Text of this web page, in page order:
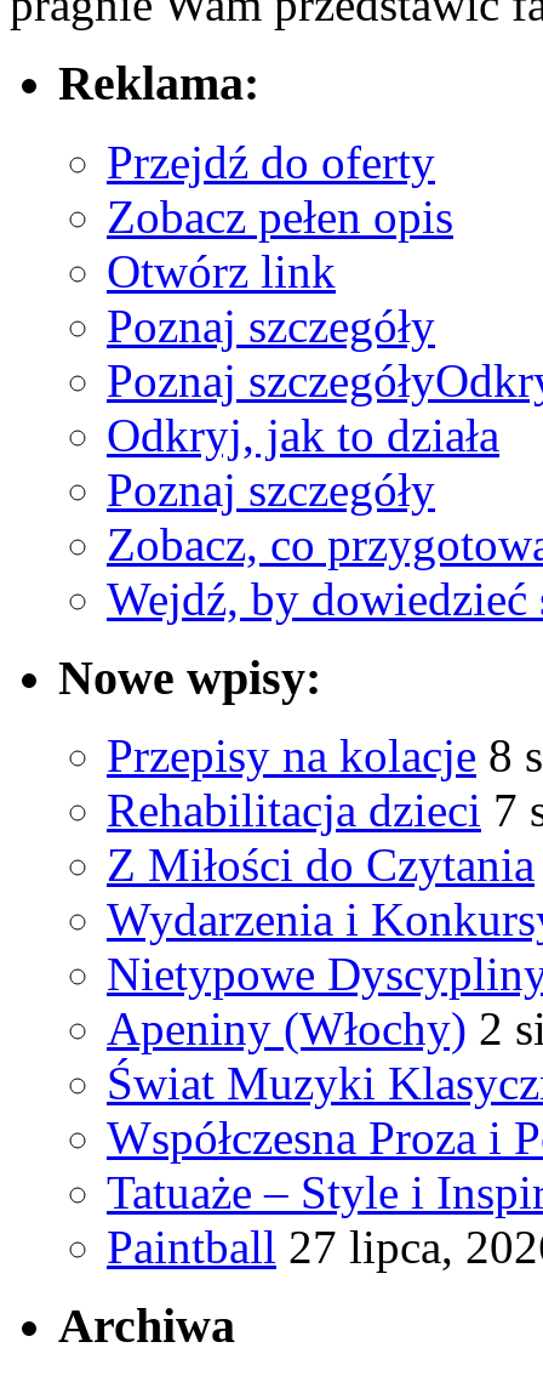
Reklama:
Przejdź do oferty
Zobacz pełen opis
Otwórz link
Poznaj szczegóły
Poznaj szczegóły
Odkryj, jak to działa
Poznaj szczegóły
Zobacz, co
Wejdź, by dowiedzieć
Nowe wpisy:
Przepisy na kolacje 8
Rehabilitacja dzieci 7
Z Miłości do Czytania
Wydarzenia i
Nietypowe
Apeniny (Włochy) 2
Świat Muzyki
Współczesna Proza i
Tatuaże – Style i
Paintball 27 lipca,
Archiwa